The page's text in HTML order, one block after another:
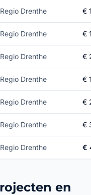
Regio Drenthe €
Regio Drenthe €
Regio Drenthe €
Regio Drenthe €
Regio Drenthe €
Regio Drenthe €
Regio Drenthe €
en